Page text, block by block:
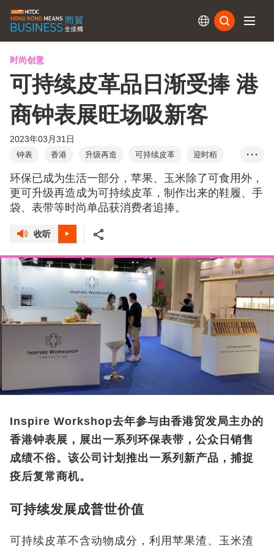
时尚创意
可持续皮革品日渐受捧 港
商钟表展旺场吸新客
2023年03月31日
钟表 香港 升级再造 可持续皮革
迎时栢
环保物料
制作鞋履 手袋 表带
中东
东南亚
香港钟表展
• • •
环保已成为生活一部分，苹果、玉米除了可食用外，
更可升级再造成为可持续皮革，制作出来的鞋履、手
袋、表带等时尚单品获消费者追捧。
收听
Inspire Workshop去年参与由香港贸发局主办的
香港钟表展，展出一系列环保表带，公众日销售
成绩不俗。该公司计划推出一系列新产品，捕捉
疫后复常商机。
可持续发展成普世价值
可持续皮革不含动物成分，利用苹果渣、玉米渣